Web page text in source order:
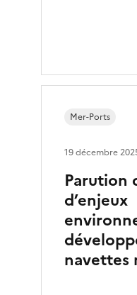
Parution
d’enjeux
navettes
Mer-Ports
19 décembre